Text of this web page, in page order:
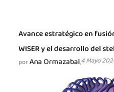
Avance estratégico en
WISER y el desarrollo del
porAna Ormazabal,4 Mayo